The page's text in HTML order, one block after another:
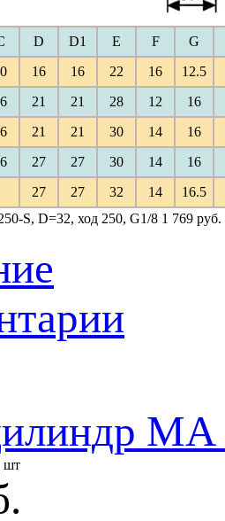
D D1 E F
G
16 16 22 16
12.5
21 21 28 12
16
21 21 30 14
16
27 27 30 14
16
27 27 32 14
16.5
S, D=32, ход 250, G1/8 1 769 руб.
MA
шт